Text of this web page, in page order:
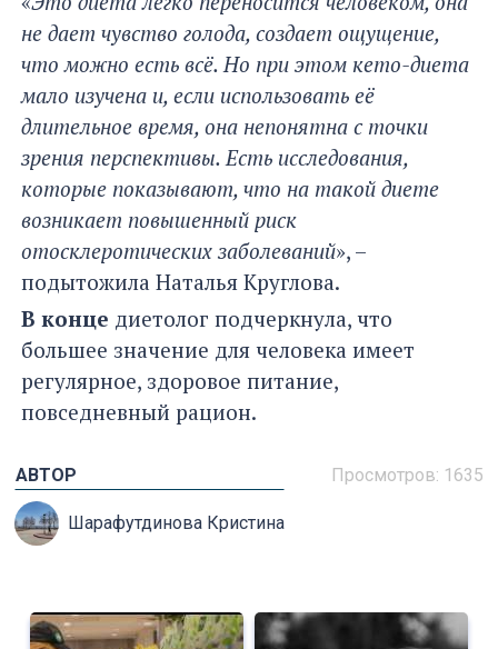
не дает чувство голода, создает ощущение,
что можно есть всё. Но при этом кето-диета
мало изучена и, если использовать её
длительное время, она непонятна с точки
зрения перспективы. Есть исследования,
которые показывают, что на такой диете
возникает повышенный риск
отосклеротических заболеваний», –
подытожила Наталья Круглова.
В конце диетолог подчеркнула, что
большее значение для человека имеет
регулярное, здоровое питание,
повседневный рацион.
Просмотров: 1635
АВТОР
Шарафутдинова Кристина